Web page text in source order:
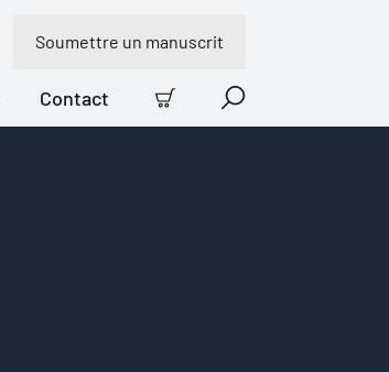
Soumettre un manuscrit
Contact
Panier Recherche